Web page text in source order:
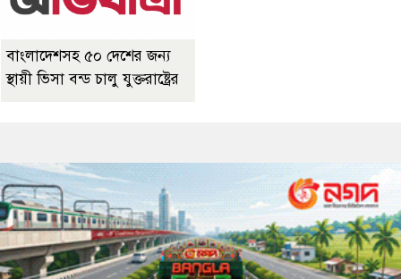
বাংলাদেশসহ ৫০ দেশের জন্য
স্থায়ী ভিসা বন্ড চালু যুক্তরাষ্ট্রের